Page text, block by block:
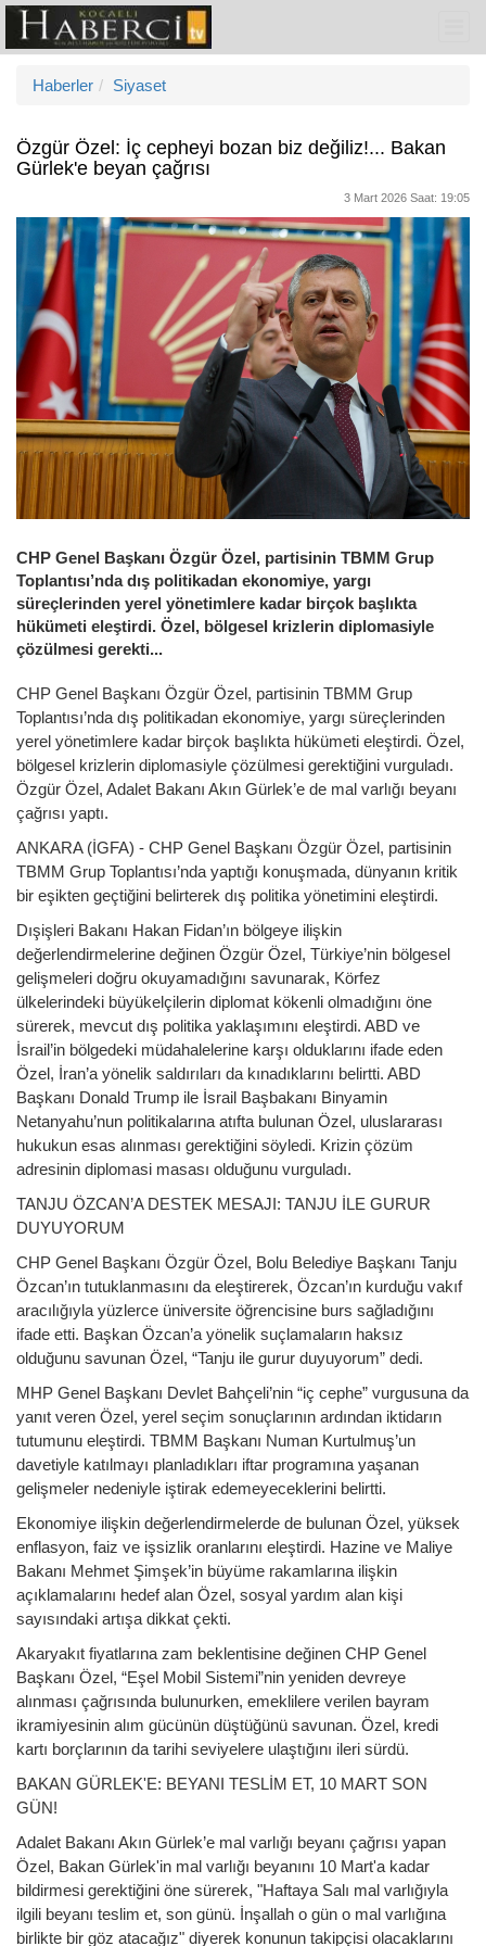
Haberler Siyaset
Özgür Özel: İç cepheyi bozan biz değiliz!... Bakan
Gürlek'e beyan çağrısı
3 Mart 2026 Saat: 19:05
CHP Genel Başkanı Özgür Özel, partisinin TBMM Grup
Toplantısı’nda dış politikadan ekonomiye, yargı
süreçlerinden yerel yönetimlere kadar birçok başlıkta
hükümeti eleştirdi. Özel, bölgesel krizlerin diplomasiyle
çözülmesi gerekti...
CHP Genel Başkanı Özgür Özel, partisinin TBMM Grup
Toplantısı’nda dış politikadan ekonomiye, yargı süreçlerinden
yerel yönetimlere kadar birçok başlıkta hükümeti eleştirdi. Özel,
bölgesel krizlerin diplomasiyle çözülmesi gerektiğini vurguladı.
Özgür Özel, Adalet Bakanı Akın Gürlek’e de mal varlığı beyanı
çağrısı yaptı.
ANKARA (İGFA) - CHP Genel Başkanı Özgür Özel, partisinin
TBMM Grup Toplantısı’nda yaptığı konuşmada, dünyanın kritik
bir eşikten geçtiğini belirterek dış politika yönetimini eleştirdi.
Dışişleri Bakanı Hakan Fidan’ın bölgeye ilişkin
değerlendirmelerine değinen Özgür Özel, Türkiye’nin bölgesel
gelişmeleri doğru okuyamadığını savunarak, Körfez
ülkelerindeki büyükelçilerin diplomat kökenli olmadığını öne
sürerek, mevcut dış politika yaklaşımını eleştirdi. ABD ve
İsrail’in bölgedeki müdahalelerine karşı olduklarını ifade eden
Özel, İran’a yönelik saldırıları da kınadıklarını belirtti. ABD
Başkanı Donald Trump ile İsrail Başbakanı Binyamin
Netanyahu’nun politikalarına atıfta bulunan Özel, uluslararası
hukukun esas alınması gerektiğini söyledi. Krizin çözüm
adresinin diplomasi masası olduğunu vurguladı.
TANJU ÖZCAN’A DESTEK MESAJI: TANJU İLE GURUR
DUYUYORUM
CHP Genel Başkanı Özgür Özel, Bolu Belediye Başkanı Tanju
Özcan’ın tutuklanmasını da eleştirerek, Özcan’ın kurduğu vakıf
aracılığıyla yüzlerce üniversite öğrencisine burs sağladığını
ifade etti. Başkan Özcan’a yönelik suçlamaların haksız
olduğunu savunan Özel, “Tanju ile gurur duyuyorum” dedi.
MHP Genel Başkanı Devlet Bahçeli’nin “iç cephe” vurgusuna da
yanıt veren Özel, yerel seçim sonuçlarının ardından iktidarın
tutumunu eleştirdi. TBMM Başkanı Numan Kurtulmuş’un
davetiyle katılmayı planladıkları iftar programına yaşanan
gelişmeler nedeniyle iştirak edemeyeceklerini belirtti.
Ekonomiye ilişkin değerlendirmelerde de bulunan Özel, yüksek
enflasyon, faiz ve işsizlik oranlarını eleştirdi. Hazine ve Maliye
Bakanı Mehmet Şimşek’in büyüme rakamlarına ilişkin
açıklamalarını hedef alan Özel, sosyal yardım alan kişi
sayısındaki artışa dikkat çekti.
Akaryakıt fiyatlarına zam beklentisine değinen CHP Genel
Başkanı Özel, “Eşel Mobil Sistemi”nin yeniden devreye
alınması çağrısında bulunurken, emeklilere verilen bayram
ikramiyesinin alım gücünün düştüğünü savunan. Özel, kredi
kartı borçlarının da tarihi seviyelere ulaştığını ileri sürdü.
BAKAN GÜRLEK'E: BEYANI TESLİM ET, 10 MART SON
GÜN!
Adalet Bakanı Akın Gürlek’e mal varlığı beyanı çağrısı yapan
Özel, Bakan Gürlek'in mal varlığı beyanını 10 Mart'a kadar
bildirmesi gerektiğini öne sürerek, "Haftaya Salı mal varlığıyla
ilgili beyanı teslim et, son günü. İnşallah o gün o mal varlığına
birlikte bir göz atacağız" diyerek konunun takipçisi olacaklarını